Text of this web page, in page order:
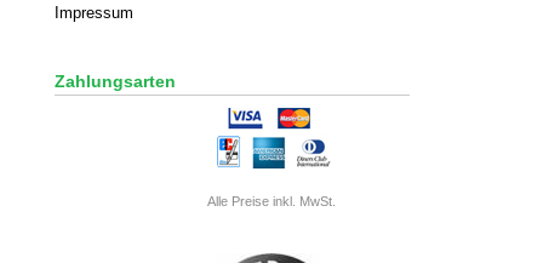
Impressum
Zahlungsarten
Alle Preise inkl. MwSt.